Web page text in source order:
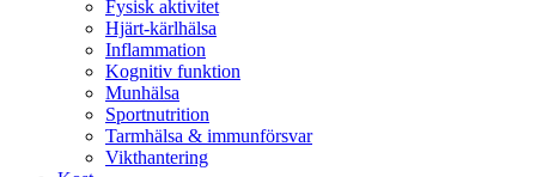
Fysisk aktivitet
Hjärt-kärlhälsa
Inflammation
Kognitiv funktion
Munhälsa
Sportnutrition
Tarmhälsa & immunförsvar
Vikthantering